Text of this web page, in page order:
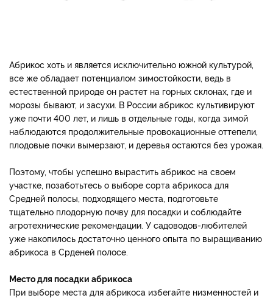
Абрикос хоть и является исключительно южной культурой,
все же обладает потенциалом зимостойкости, ведь в
естественной природе он растет на горных склонах, где и
морозы бывают, и засухи. В России абрикос культивируют
уже почти 400 лет, и лишь в отдельные годы, когда зимой
наблюдаются продолжительные провокационные оттепели,
плодовые почки вымерзают, и деревья остаются без урожая.
Поэтому, чтобы успешно вырастить абрикос на своем
участке, позаботьтесь о выборе сорта абрикоса для
Средней полосы, подходящего места, подготовьте
тщательно плодорную почву для посадки и соблюдайте
агротехнические рекомендации. У садоводов-любителей
уже накопилось достаточно ценного опыта по выращиванию
абрикоса в Срденей полосе.
Место для посадки абрикоса
При выборе места для абрикоса избегайте низменностей и